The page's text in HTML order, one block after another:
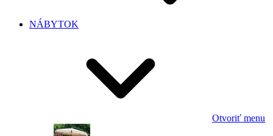
NÁBYTOK
Otvoriť menu